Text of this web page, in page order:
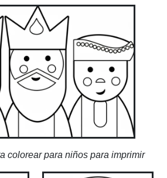
colorear para niños para imprimir